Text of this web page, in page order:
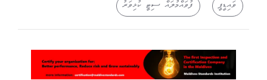
ވައިޑީޕީ ފުވައްމުލައް ސިޓީ ކުޅިވަރު